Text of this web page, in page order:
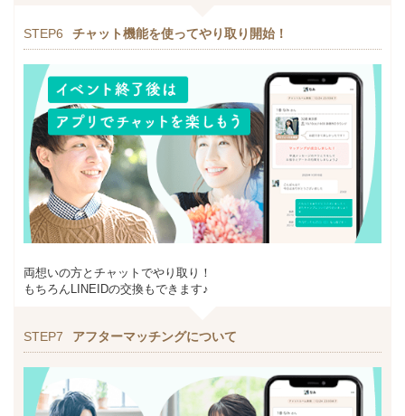
STEP6 チャット機能を使ってやり取り開始！
両想いの方とチャットでやり取り！
もちろんLINEIDの交換もできます♪
STEP7 アフターマッチングについて